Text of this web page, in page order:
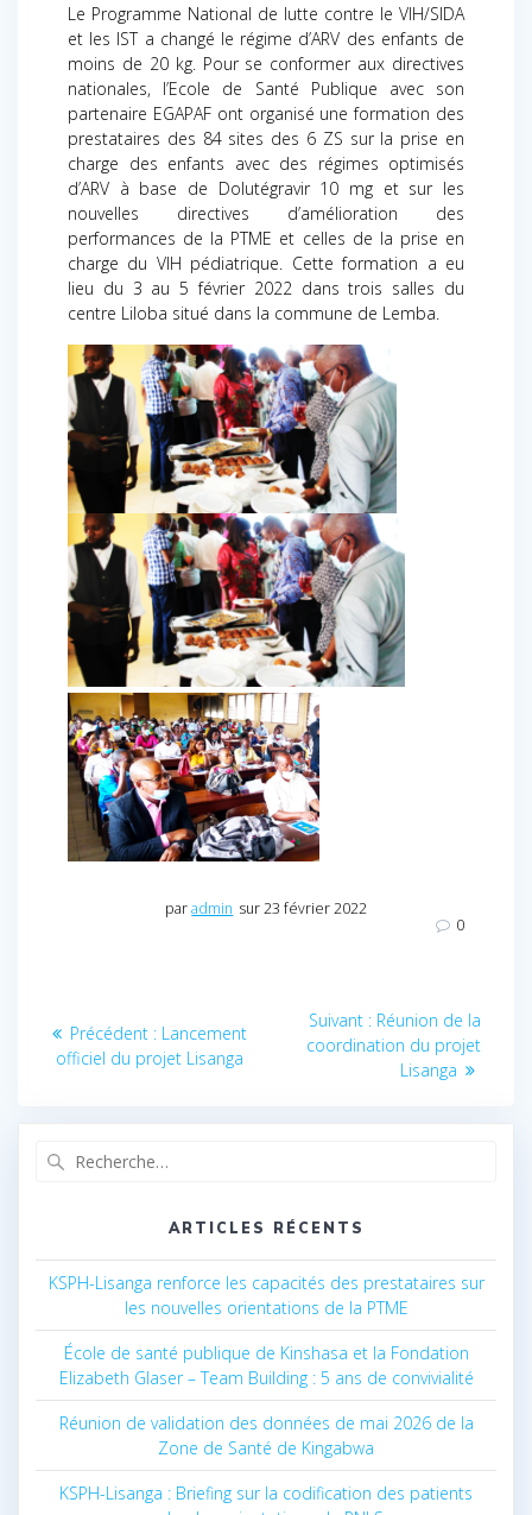
Le Programme National de lutte contre le VIH/SIDA
et les IST a changé le régime d’ARV des enfants de
moins de 20 kg. Pour se conformer aux directives
nationales, l’Ecole de Santé Publique avec son
partenaire EGAPAF ont organisé une formation des
prestataires des 84 sites des 6 ZS sur la prise en
charge des enfants avec des régimes optimisés
d’ARV à base de Dolutégravir 10 mg et sur les
nouvelles directives d’amélioration des
performances de la PTME et celles de la prise en
charge du VIH pédiatrique. Cette formation a eu
lieu du 3 au 5 février 2022 dans trois salles du
centre Liloba situé dans la commune de Lemba.
paradmin sur 23 février 2022
0
de
Précédent : Article
précédent
Lancement
officiel du projet Lisanga
Suivant : Article
suivant
Réunion de la
coordination du projet
Lisanga
ARTICLES RÉCENTS
KSPH-Lisanga renforce les capacités des prestataires sur
les nouvelles orientations de la PTME
École de santé publique de Kinshasa et la Fondation
Elizabeth Glaser – Team Building : 5 ans de convivialité
Réunion de validation des données de mai 2026 de la
Zone de Santé de Kingabwa
KSPH-Lisanga : Briefing sur la codification des patients